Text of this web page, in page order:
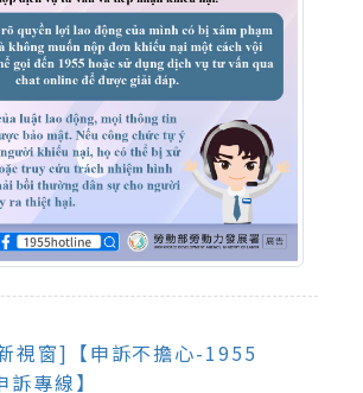
視窗]【申訴不擔心-1955
專線】